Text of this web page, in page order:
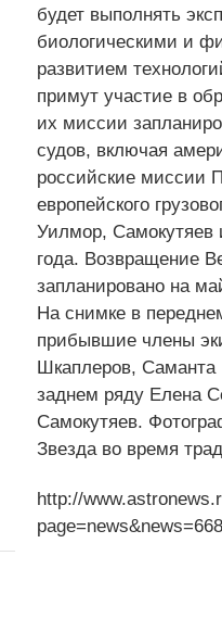
будет выполнять
биологическими и
развитием
примут участие в
их миссии
судов, включая
российские миссии
европейского
Уилмор, Самокутяев
года. Возвращение
запланировано на
На снимке в
прибывшие члены
Шкаплеров, Саманта
заднем ряду Елена
Самокутяев.
Звезда во время
http://